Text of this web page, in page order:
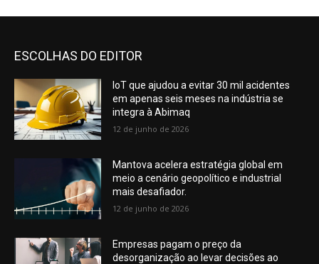
ESCOLHAS DO EDITOR
IoT que ajudou a evitar 30 mil acidentes
em apenas seis meses na indústria se
integra à Abimaq
12 de junho de 2026
Mantova acelera estratégia global em
meio a cenário geopolítico e industrial
mais desafiador.
12 de junho de 2026
Empresas pagam o preço da
desorganização ao levar decisões ao